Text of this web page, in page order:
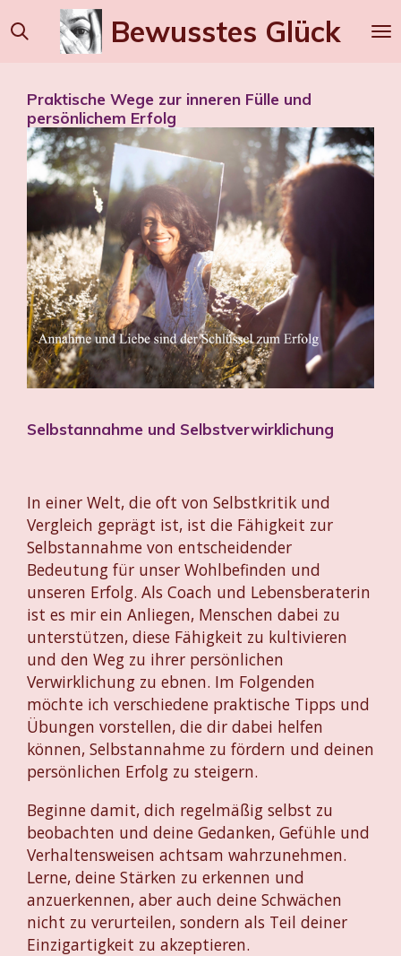
Zum
Hauptinhalt
Bewusstes Glück
Praktische Wege zur inneren Fülle und
persönlichem Erfolg
Selbstannahme und Selbstverwirklichung
In einer Welt, die oft von Selbstkritik und
Vergleich geprägt ist, ist die Fähigkeit zur
Selbstannahme von entscheidender
Bedeutung für unser Wohlbefinden und
unseren Erfolg. Als Coach und Lebensberaterin
ist es mir ein Anliegen, Menschen dabei zu
unterstützen, diese Fähigkeit zu kultivieren
und den Weg zu ihrer persönlichen
Verwirklichung zu ebnen. Im Folgenden
möchte ich verschiedene praktische Tipps und
Übungen vorstellen, die dir dabei helfen
können, Selbstannahme zu fördern und deinen
persönlichen Erfolg zu steigern.
Beginne damit, dich regelmäßig selbst zu
beobachten und deine Gedanken, Gefühle und
Verhaltensweisen achtsam wahrzunehmen.
Lerne, deine Stärken zu erkennen und
anzuerkennen, aber auch deine Schwächen
nicht zu verurteilen, sondern als Teil deiner
Einzigartigkeit zu akzeptieren.